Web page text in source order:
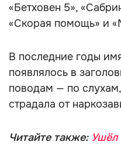
«Бетховен 5»,
«Скорая помощь» и
В последние годы
появлялось в
поводам — по
страдала от
Читайте также: Ушёл